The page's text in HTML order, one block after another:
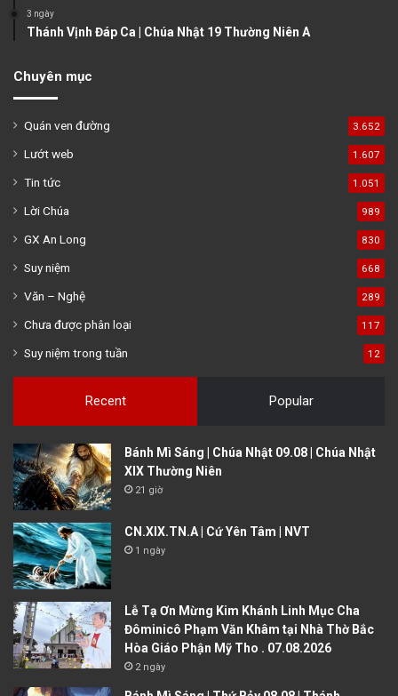
3 ngày
Thánh Vịnh Đáp Ca | Chúa Nhật 19 Thường Niên A
Chuyên mục
Quán ven đường 3.652
Lướt web 1.607
Tin tức 1.051
Lời Chúa 989
GX An Long 830
Suy niệm 668
Văn – Nghệ 289
Chưa được phân loại 117
Suy niệm trong tuần 12
Recent Popular
Bánh Mì Sáng | Chúa Nhật 09.08 | Chúa Nhật
XIX Thường Niên
21 giờ
CN.XIX.TN.A | Cứ Yên Tâm | NVT
1 ngày
Lễ Tạ Ơn Mừng Kim Khánh Linh Mục Cha
Đôminicô Phạm Văn Khâm tại Nhà Thờ Bắc
Hòa Giáo Phận Mỹ Tho . 07.08.2026
2 ngày